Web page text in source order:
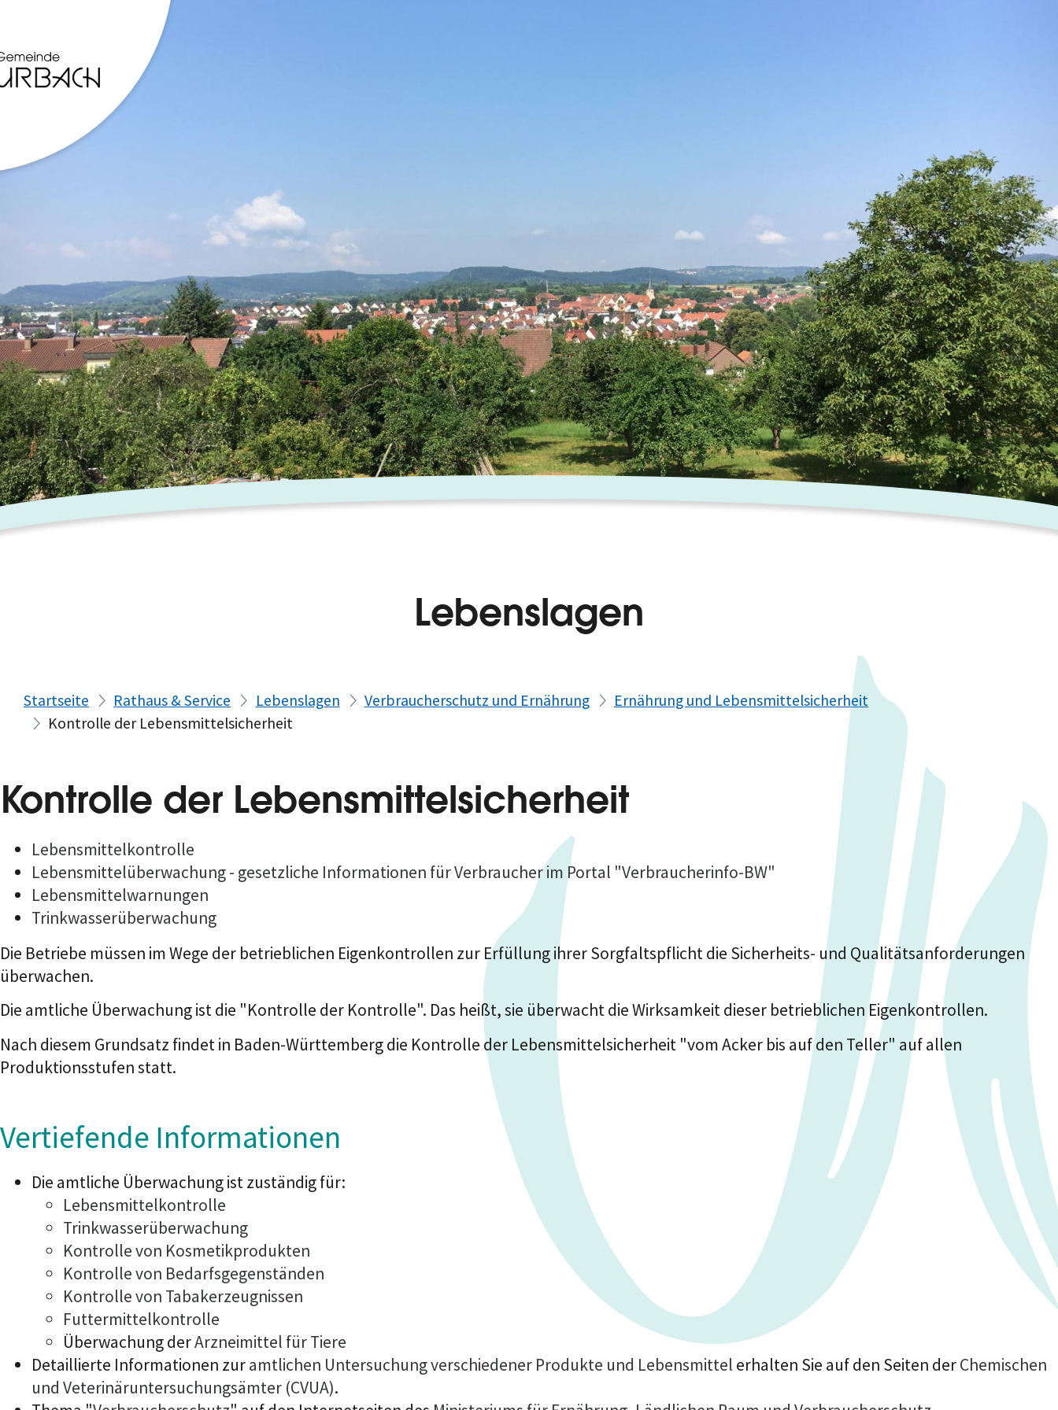
Lebenslagen
Startseite Rathaus & Service Lebenslagen Verbraucherschutz und Ernährung
Ernährung und Lebensmittelsicherheit
Kontrolle der Lebensmittelsicherheit
Kontrolle der Lebensmittelsicherheit
Lebensmittelkontrolle
Lebensmittelüberwachung - gesetzliche Informationen für Verbraucher im Portal "Verbraucherinfo-BW"
Lebensmittelwarnungen
Trinkwasserüberwachung
Die Betriebe müssen im Wege der betrieblichen Eigenkontrollen zur Erfüllung ihrer Sorgfaltspflicht die Sicherheits- und Qualitätsanforderungen
überwachen.
Die amtliche Überwachung ist die "Kontrolle der Kontrolle". Das heißt, sie überwacht die Wirksamkeit dieser betrieblichen Eigenkontrollen.
Nach diesem Grundsatz findet in Baden-Württemberg die Kontrolle der Lebensmittelsicherheit "vom Acker bis auf den Teller" auf allen
Produktionsstufen statt.
Vertiefende Informationen
Die amtliche Überwachung ist zuständig für:
Lebensmittelkontrolle
Trinkwasserüberwachung
Kontrolle von Kosmetikprodukten
Kontrolle von Bedarfsgegenständen
Kontrolle von Tabakerzeugnissen
Futtermittelkontrolle
Überwachung derArzneimittel für Tiere
Detaillierte Informationen zuramtlichen Untersuchung verschiedener Produkte und Lebensmittel erhalten Sie auf den Seiten derChemischen
und Veterinäruntersuchungsämter (CVUA).